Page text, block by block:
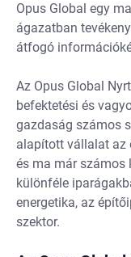
Opus Global egy
ágazatban
átfogó
Az Opus Global
befektetési és
gazdaság számos
alapított vállalat az
és ma már számos
különféle
energetika, az
szektor.